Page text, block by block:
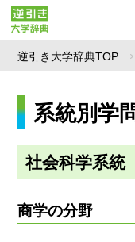
逆引き大学辞典TOP
系統別学
社会科学系統
商学の分野